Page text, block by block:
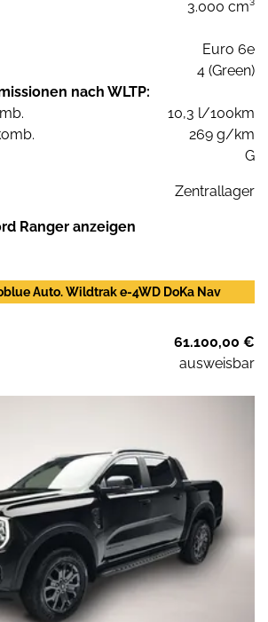
3.000 cm³
Euro 6e
4 (Green)
nach WLTP:
10,3 l/100km
269 g/km
G
Zentrallager
Ranger anzeigen
Auto. Wildtrak e-4WD DoKa Nav
61.100,00 €
ausweisbar